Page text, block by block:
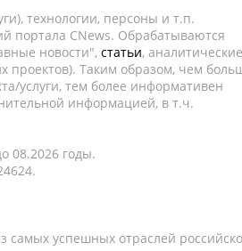
технологии, персоны и т.п.
портала CNews. Обрабатываются
новости", статьи, аналитические
проектов). Таким образом, чем
услуги, тем более информативен
информацией, в т.ч.
08.2026 годы.
самых успешных отраслей